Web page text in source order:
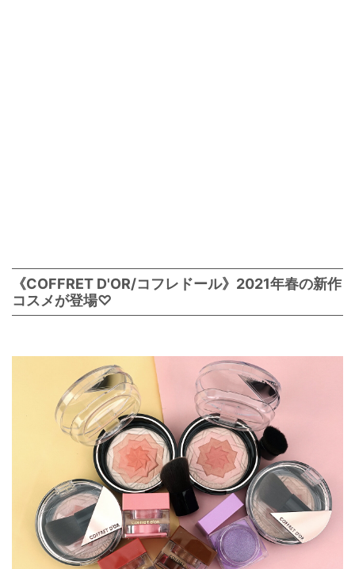
《COFFRET D'OR/コフレドール》2021年春の新作
コスメが登場♡